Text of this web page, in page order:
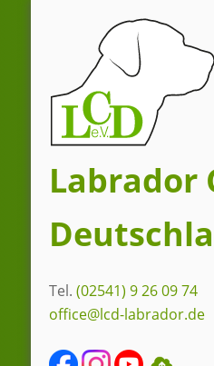
springen
Labrador
Tel. (02541) 9 26 09 74
office@lcd-labrador.de